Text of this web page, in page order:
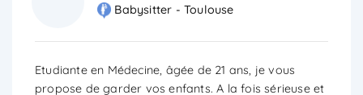
Babysitter - Toulouse
Etudiante en Médecine, âgée de 21 ans, je vous
propose de garder vos enfants. A la fois sérieuse et